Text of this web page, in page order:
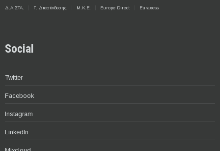
Δ.Α.ΣΤΑ. Γ. Διασύνδεσης Μ.Κ.Ε. Europe Direct Euraxess
Social
Twitter
Facebook
Instagram
LinkedIn